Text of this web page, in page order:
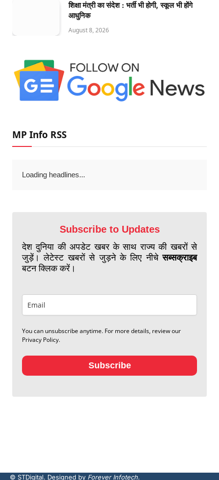
शिक्षा मंत्री का संदेश : भर्ती भी होगी, स्कूल भी होंगे
आधुनिक
August 8, 2026
MP Info RSS
Loading headlines...
Subscribe to Updates
देश दुनिया की अपडेट खबर के साथ राज्य की खबरों से
जुड़ें। लेटेस्ट खबरों से जुड़ने के लिए नीचेसब्सक्राइब
बटन क्लिक करें।
You can unsubscribe anytime. For more details, review our
Privacy Policy.
Subscribe
© STDigital. Designed by Forever Infotech.